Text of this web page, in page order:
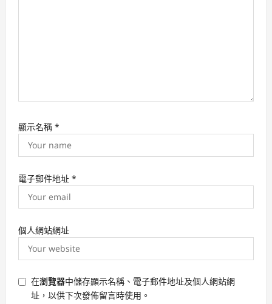
顯示名稱 *
電子郵件地址 *
個人網站網址
在瀏覽器中儲存顯示名稱、電子郵件地址及個人網站網
址，以供下次發佈留言時使用。